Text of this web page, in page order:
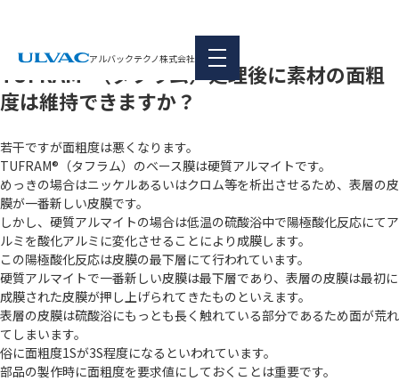
アルバックテクノ株式会社
各種表面処理方法による処理について
TUFRAM®（タフラム）処理後に素材の面粗
度は維持できますか？
若干ですが面粗度は悪くなります。
TUFRAM®（タフラム）のベース膜は硬質アルマイトです。
めっきの場合はニッケルあるいはクロム等を析出させるため、表層の皮
膜が一番新しい皮膜です。
しかし、硬質アルマイトの場合は低温の硫酸浴中で陽極酸化反応にてア
ルミを酸化アルミに変化させることにより成膜します。
この陽極酸化反応は皮膜の最下層にて行われています。
硬質アルマイトで一番新しい皮膜は最下層であり、表層の皮膜は最初に
成膜された皮膜が押し上げられてきたものといえます。
表層の皮膜は硫酸浴にもっとも長く触れている部分であるため面が荒れ
てしまいます。
俗に面粗度1Sが3S程度になるといわれています。
部品の製作時に面粗度を要求値にしておくことは重要です。